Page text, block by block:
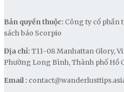
Bản quyền thuộc: Công ty cổ phần
sách báo Scorpio
Địa chỉ: T11-08 Manhattan Glory,
Phường Long Bình, Thành phố Hồ
Email :